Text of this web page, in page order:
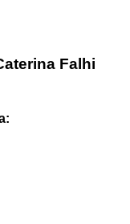
Falhi